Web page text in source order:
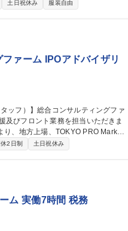
者難を抱える中小企業を発掘しま
土日祝休み 服装自由
ァーム IPOアドバイザリ
り、地方上場、TOKYO PRO Market
のは、このフェーズならではの面
ィングファーム◎
2日制 土日祝休み
ム 実働7時間 税務